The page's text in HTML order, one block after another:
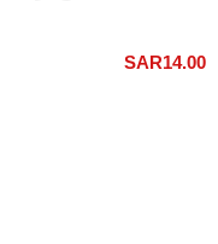
SAR14.00